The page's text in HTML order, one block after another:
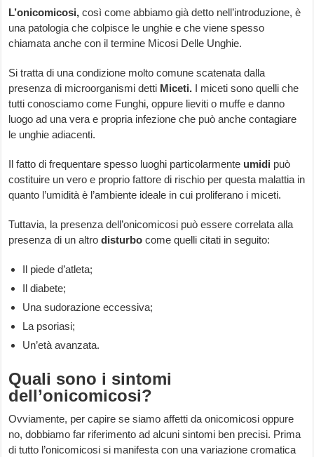
L’onicomicosi, così come abbiamo già detto nell’introduzione, è
una patologia che colpisce le unghie e che viene spesso
chiamata anche con il termine Micosi Delle Unghie.
Si tratta di una condizione molto comune scatenata dalla
presenza di microorganismi detti Miceti. I miceti sono quelli che
tutti conosciamo come Funghi, oppure lieviti o muffe e danno
luogo ad una vera e propria infezione che può anche contagiare
le unghie adiacenti.
Il fatto di frequentare spesso luoghi particolarmente umidi può
costituire un vero e proprio fattore di rischio per questa malattia in
quanto l’umidità è l’ambiente ideale in cui proliferano i miceti.
Tuttavia, la presenza dell’onicomicosi può essere correlata alla
presenza di un altrodisturbo come quelli citati in seguito:
Il piede d’atleta;
Il diabete;
Una sudorazione eccessiva;
La psoriasi;
Un’età avanzata.
Quali sono i sintomi
dell’onicomicosi?
Ovviamente, per capire se siamo affetti da onicomicosi oppure
no, dobbiamo far riferimento ad alcuni sintomi ben precisi. Prima
di tutto l’onicomicosi si manifesta con una variazione cromatica